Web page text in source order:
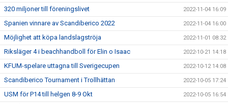
320 miljoner till föreningslivet 2022-11-04 16:09
Spanien vinnare av Scandiberico 2022 2022-11-04 16:00
Möjlighet att köpa landslagströja 2022-11-01 08:32
Riksläger 4 i beachhandboll för Elin o Isaac 2022-10-21 14:18
KFUM-spelare uttagna till Sverigecupen 2022-10-12 14:08
Scandiberico Tournament i Trollhättan 2022-10-05 17:24
USM för P14 till helgen 8-9 Okt 2022-10-05 16:54